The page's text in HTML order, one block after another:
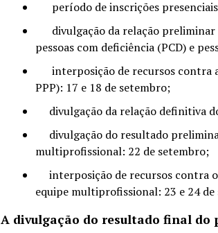
período de inscrições
divulgação da relação preliminar
pessoas com deficiência (PCD) e
interposição de recursos contra
PPP): 17 e 18 de setembro;
divulgação da relação definitiva
divulgação do resultado
multiprofissional: 22 de setembro;
interposição de recursos contra
equipe multiprofissional: 23 e 24 de
A divulgação do resultado final do